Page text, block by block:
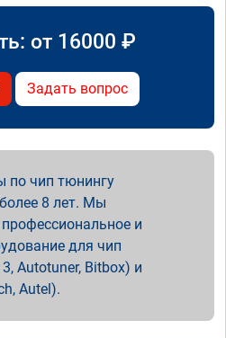
от 16000 ₽
Задать вопрос
по чип тюнингу
8 лет. Мы
и
для чип
Autotuner, Bitbox) и
Autel).